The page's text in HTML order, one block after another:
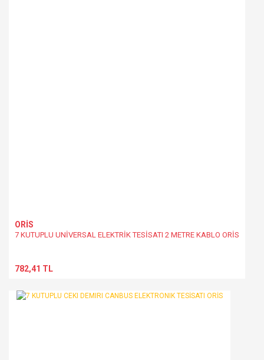
ORİS
7 KUTUPLU UNİVERSAL ELEKTRİK TESİSATI 2 METRE KABLO ORİS
782,41 TL